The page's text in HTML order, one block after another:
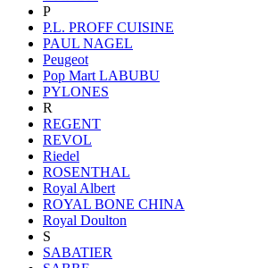
P
P.L. PROFF CUISINE
PAUL NAGEL
Peugeot
Pop Mart LABUBU
PYLONES
R
REGENT
REVOL
Riedel
ROSENTHAL
Royal Albert
ROYAL BONE CHINA
Royal Doulton
S
SABATIER